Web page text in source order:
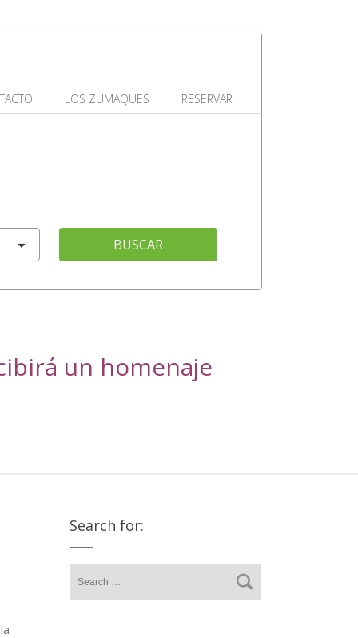
LOS ZUMAQUES RESERVAR
BUSCAR
un homenaje
Search for: